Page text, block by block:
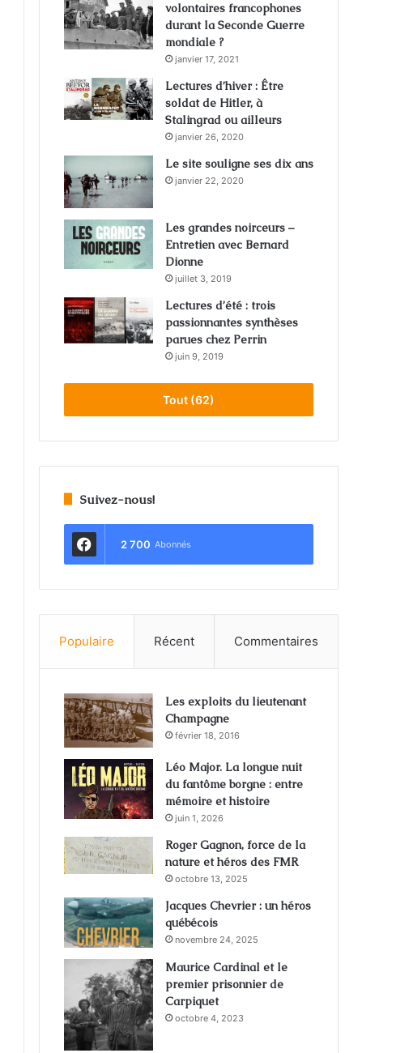
volontaires francophones
durant la Seconde Guerre
mondiale ?
janvier 17, 2021
Lectures d’hiver : Être
soldat de Hitler, à
Stalingrad ou ailleurs
janvier 26, 2020
Le site souligne ses dix ans
janvier 22, 2020
Les grandes noirceurs –
Entretien avec Bernard
Dionne
juillet 3, 2019
Lectures d’été : trois
passionnantes synthèses
parues chez Perrin
juin 9, 2019
Tout (62)
Suivez-nous!
2 700 Abonnés
Populaire Récent Commentaires
Les exploits du lieutenant
Champagne
février 18, 2016
Léo Major. La longue nuit
du fantôme borgne : entre
mémoire et histoire
juin 1, 2026
Roger Gagnon, force de la
nature et héros des FMR
octobre 13, 2025
Jacques Chevrier : un héros
québécois
novembre 24, 2025
Maurice Cardinal et le
premier prisonnier de
Carpiquet
octobre 4, 2023